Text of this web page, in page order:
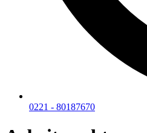
0221 - 80187670